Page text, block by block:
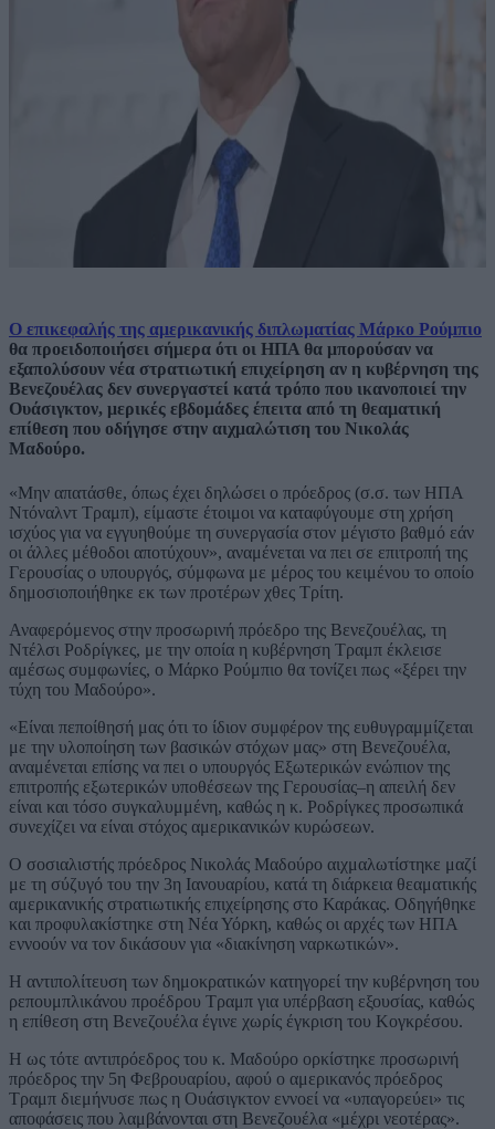
Ο επικεφαλής της αμερικανικής διπλωματίας Μάρκο Ρούμπιο
θα προειδοποιήσει σήμερα ότι οι ΗΠΑ θα μπορούσαν να
εξαπολύσουν νέα στρατιωτική επιχείρηση αν η κυβέρνηση της
Βενεζουέλας δεν συνεργαστεί κατά τρόπο που ικανοποιεί την
Ουάσιγκτον, μερικές εβδομάδες έπειτα από τη θεαματική
επίθεση που οδήγησε στην αιχμαλώτιση του Νικολάς
Μαδούρο.
«Μην απατάσθε, όπως έχει δηλώσει ο πρόεδρος (σ.σ. των ΗΠΑ
Ντόναλντ Τραμπ), είμαστε έτοιμοι να καταφύγουμε στη χρήση
ισχύος για να εγγυηθούμε τη συνεργασία στον μέγιστο βαθμό εάν
οι άλλες μέθοδοι αποτύχουν», αναμένεται να πει σε επιτροπή της
Γερουσίας ο υπουργός, σύμφωνα με μέρος του κειμένου το οποίο
δημοσιοποιήθηκε εκ των προτέρων χθες Τρίτη.
Αναφερόμενος στην προσωρινή πρόεδρο της Βενεζουέλας, τη
Ντέλσι Ροδρίγκες, με την οποία η κυβέρνηση Τραμπ έκλεισε
αμέσως συμφωνίες, ο Μάρκο Ρούμπιο θα τονίζει πως «ξέρει την
τύχη του Μαδούρο».
«Είναι πεποίθησή μας ότι το ίδιον συμφέρον της ευθυγραμμίζεται
με την υλοποίηση των βασικών στόχων μας» στη Βενεζουέλα,
αναμένεται επίσης να πει ο υπουργός Εξωτερικών ενώπιον της
επιτροπής εξωτερικών υποθέσεων της Γερουσίας–η απειλή δεν
είναι και τόσο συγκαλυμμένη, καθώς η κ. Ροδρίγκες προσωπικά
συνεχίζει να είναι στόχος αμερικανικών κυρώσεων.
Ο σοσιαλιστής πρόεδρος Νικολάς Μαδούρο αιχμαλωτίστηκε μαζί
με τη σύζυγό του την 3η Ιανουαρίου, κατά τη διάρκεια θεαματικής
αμερικανικής στρατιωτικής επιχείρησης στο Καράκας. Οδηγήθηκε
και προφυλακίστηκε στη Νέα Υόρκη, καθώς οι αρχές των ΗΠΑ
εννοούν να τον δικάσουν για «διακίνηση ναρκωτικών».
Η αντιπολίτευση των δημοκρατικών κατηγορεί την κυβέρνηση του
ρεπουμπλικάνου προέδρου Τραμπ για υπέρβαση εξουσίας, καθώς
η επίθεση στη Βενεζουέλα έγινε χωρίς έγκριση του Κογκρέσου.
Η ως τότε αντιπρόεδρος του κ. Μαδούρο ορκίστηκε προσωρινή
πρόεδρος την 5η Φεβρουαρίου, αφού ο αμερικανός πρόεδρος
Τραμπ διεμήνυσε πως η Ουάσιγκτον εννοεί να «υπαγορεύει» τις
αποφάσεις που λαμβάνονται στη Βενεζουέλα «μέχρι νεοτέρας».